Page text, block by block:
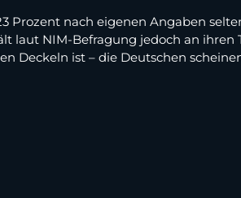
Prozent nach eigenen Angaben
laut NIM-Befragung jedoch an ihren
Deckeln ist – die Deutschen